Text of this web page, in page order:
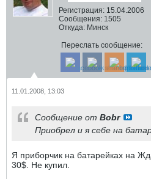
Регистрация: 15.04.2006
Сообщения: 1505
Откуда: Минск
Переслать сообщение:
11.01.2008, 13:03
Сообщение от Bobr
Приобрел и я себе на
Я приборчик на батарейках на
30$. Не купил.